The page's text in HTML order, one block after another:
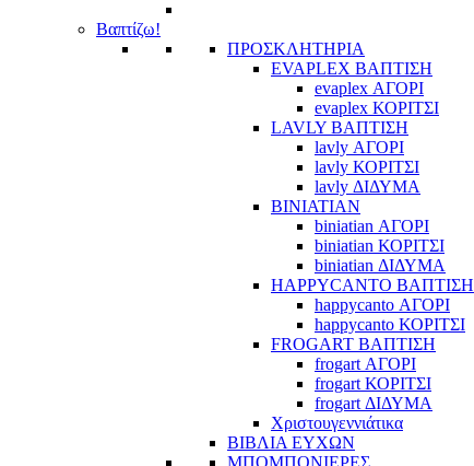
Βαπτίζω!
ΠΡΟΣΚΛΗΤΗΡΙΑ
EVAPLEX ΒΑΠΤΙΣΗ
evaplex ΑΓΟΡΙ
evaplex ΚΟΡΙΤΣΙ
LAVLY ΒΑΠΤΙΣΗ
lavly ΑΓΟΡΙ
lavly ΚΟΡΙΤΣΙ
lavly ΔΙΔΥΜΑ
BINIATIAN
biniatian ΑΓΟΡΙ
biniatian ΚΟΡΙΤΣΙ
biniatian ΔΙΔΥΜΑ
HAPPYCANTO ΒΑΠΤΙΣΗ
happycanto ΑΓΟΡΙ
happycanto ΚΟΡΙΤΣΙ
FROGART ΒΑΠΤΙΣΗ
frogart ΑΓΟΡΙ
frogart ΚΟΡΙΤΣΙ
frogart ΔΙΔΥΜΑ
Χριστουγεννιάτικα
ΒΙΒΛΙΑ ΕΥΧΩΝ
ΜΠΟΜΠΟΝΙΕΡΕΣ